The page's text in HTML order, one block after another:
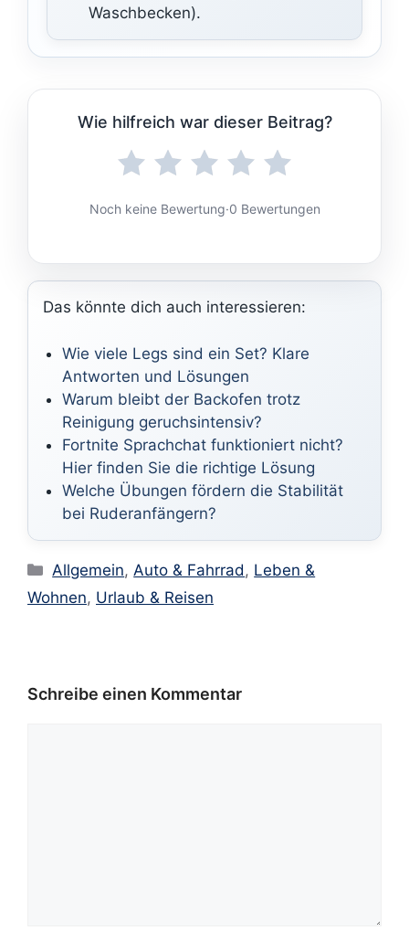
Waschbecken).
Wie hilfreich war dieser Beitrag?
Noch keine Bewertung·0 Bewertungen
Das könnte dich auch interessieren:
Wie viele Legs sind ein Set? Klare
Antworten und Lösungen
Warum bleibt der Backofen trotz
Reinigung geruchsintensiv?
Fortnite Sprachchat funktioniert nicht?
Hier finden Sie die richtige Lösung
Welche Übungen fördern die Stabilität
bei Ruderanfängern?
Kategorien
Allgemein, Auto & Fahrrad , Leben &
Wohnen, Urlaub & Reisen
Schreibe einen Kommentar